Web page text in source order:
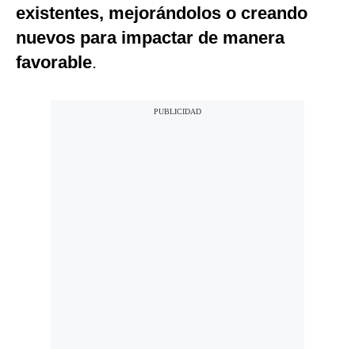
existentes, mejorándolos o creando
nuevos para impactar de manera
favorable.